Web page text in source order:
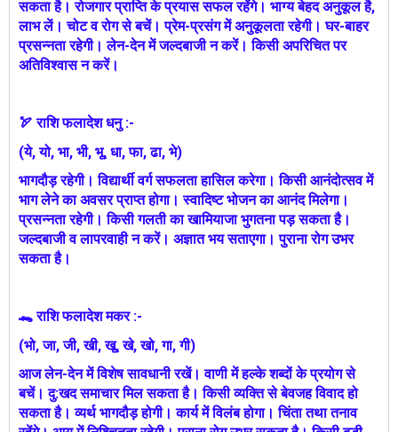
सकता है। रोजगार प्राप्ति के प्रयास सफल रहेंगे। भाग्य बेहद अनुकूल है,
लाभ लें। चोट व रोग से बचें। प्रेम-प्रसंग में अनुकूलता रहेगी। घर-बाहर
प्रसन्नता रहेगी। लेन-देन में जल्दबाजी न करें। किसी अपरिचित पर
अतिविश्वास न करें।
🏹 राशि फलादेश धनु :-
(ये, यो, भा, भी, भू, धा, फा, ढा, भे)
भागदौड़ रहेगी। विद्यार्थी वर्ग सफलता हासिल करेगा। किसी आनंदोत्सव में
भाग लेने का अवसर प्राप्त होगा। स्वादिष्ट भोजन का आनंद मिलेगा।
प्रसन्नता रहेगी। किसी गलती का खामियाजा भुगतना पड़ सकता है।
जल्दबाजी व लापरवाही न करें। अज्ञात भय सताएगा। पुराना रोग उभर
सकता है।
🐊 राशि फलादेश मकर :-
(भो, जा, जी, खी, खू, खे, खो, गा, गी)
आज लेन-देन में विशेष सावधानी रखें। वाणी में हल्के शब्दों के प्रयोग से
बचें। दु:खद समाचार मिल सकता है। किसी व्यक्ति से बेवजह विवाद हो
सकता है। व्यर्थ भागदौड़ होगी। कार्य में विलंब होगा। चिंता तथा तनाव